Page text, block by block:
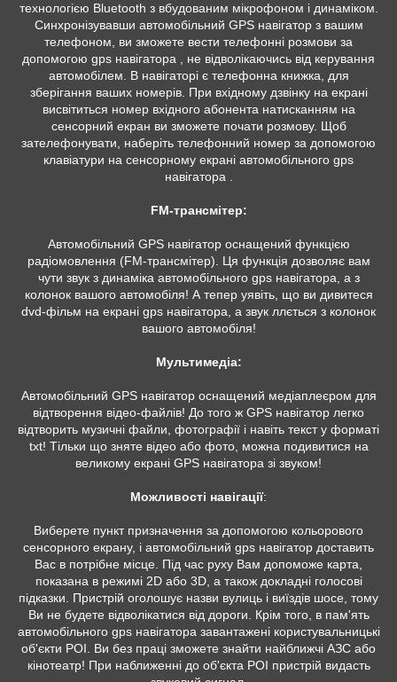
технологією Bluetooth з вбудованим мікрофоном і динаміком.
Синхронізувавши автомобільний GPS навігатор з вашим
телефоном, ви зможете вести телефонні розмови за
допомогою gps навігатора , не відволікаючись від керування
автомобілем. В навігаторі є телефонна книжка, для
зберігання ваших номерів. При вхідному дзвінку на екрані
висвітиться номер вхідного абонента натисканням на
сенсорний екран ви зможете почати розмову. Щоб
зателефонувати, наберіть телефонний номер за допомогою
клавіатури на сенсорному екрані автомобільного gps
навігатора .
FM-трансмітер:
Автомобільний GPS навігатор оснащений функцією
радіомовлення (FM-трансмітер). Ця функція дозволяє вам
чути звук з динаміка автомобільного gps навігатора, а з
колонок вашого автомобіля! А тепер уявіть, що ви дивитеся
dvd-фільм на екрані gps навігатора, а звук ллється з колонок
вашого автомобіля!
Мультимедіа:
Автомобільний GPS навігатор оснащений медіаплеєром для
відтворення відео-файлів! До того ж GPS навігатор легко
відтворить музичні файли, фотографії і навіть текст у форматі
txt! Тільки що зняте відео або фото, можна подивитися на
великому екрані GPS навігатора зі звуком!
Можливості навігації:
Виберете пункт призначення за допомогою кольорового
сенсорного екрану, і автомобільний gps навігатор доставить
Вас в потрібне місце. Під час руху Вам допоможе карта,
показана в режимі 2D або 3D, а також докладні голосові
підказки. Пристрій оголошує назви вулиць і виїздів шосе, тому
Ви не будете відволікатися від дороги. Крім того, в пам'ять
автомобільного gps навігатора завантажені користувальницькі
об'єкти POI. Ви без праці зможете знайти найближчі АЗС або
кінотеатр! При наближенні до об'єкта POI пристрій видасть